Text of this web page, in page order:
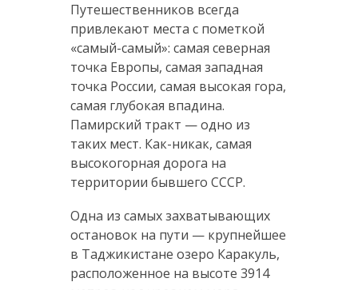
Путешественников всегда
привлекают места с пометкой
«самый-самый»: самая северная
точка Европы, самая западная
точка России, самая высокая гора,
самая глубокая впадина.
Памирский тракт — одно из
таких мест. Как-никак, самая
высокогорная дорога на
территории бывшего СССР.
Одна из самых захватывающих
остановок на пути — крупнейшее
в Таджикистане озеро Каракуль,
расположенное на высоте 3914